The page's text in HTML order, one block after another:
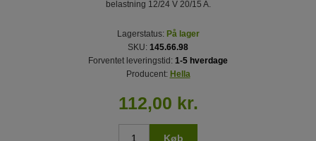
belastning 12/24 V 20/15 A.
Lagerstatus: På lager
SKU: 145.66.98
Forventet leveringstid: 1-5 hverdage
Producent: Hella
112,00 kr.
Køb